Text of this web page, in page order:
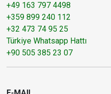
+49 163 797 4498
+359 899 240 112
+32 473 74 95 25
Türkiye Whatsapp Hattı
+90 505 385 23 07